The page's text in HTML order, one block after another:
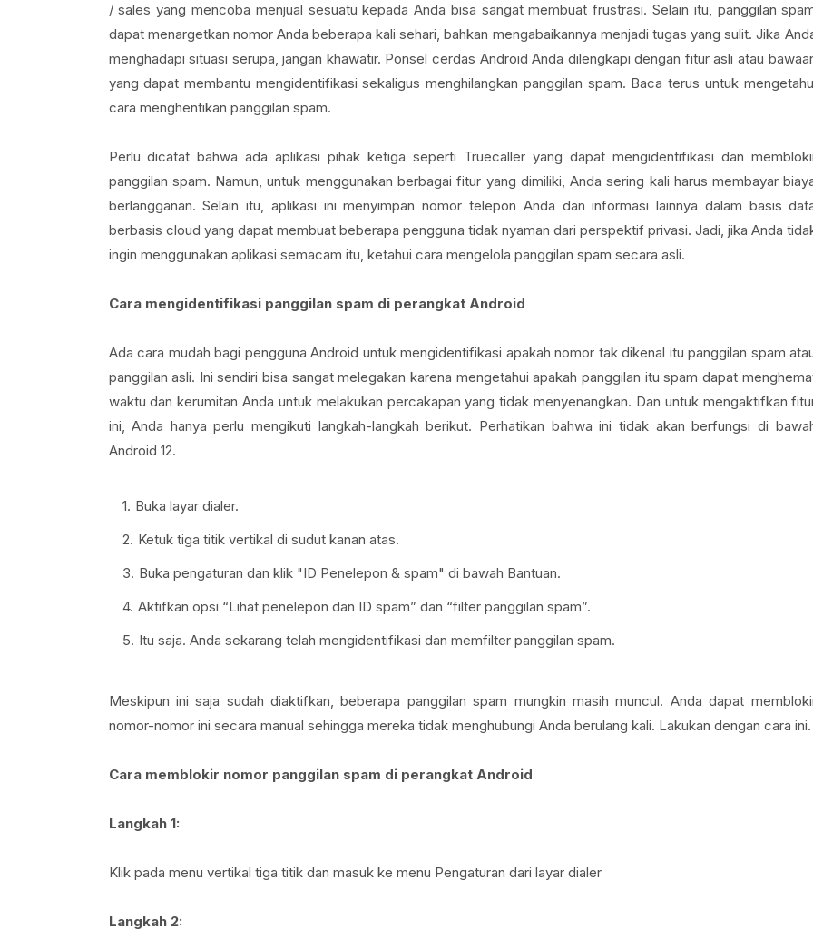
/ sales yang mencoba menjual sesuatu kepada Anda bisa sangat membuat frustrasi. Selain itu, panggilan
dapat menargetkan nomor Anda beberapa kali sehari, bahkan mengabaikannya menjadi tugas yang sulit. Jika
menghadapi situasi serupa, jangan khawatir. Ponsel cerdas Android Anda dilengkapi dengan fitur asli atau
yang dapat membantu mengidentifikasi sekaligus menghilangkan panggilan spam. Baca terus untuk
cara menghentikan panggilan spam.
Perlu dicatat bahwa ada aplikasi pihak ketiga seperti Truecaller yang dapat mengidentifikasi dan
panggilan spam. Namun, untuk menggunakan berbagai fitur yang dimiliki, Anda sering kali harus membayar
berlangganan. Selain itu, aplikasi ini menyimpan nomor telepon Anda dan informasi lainnya dalam basis
berbasis cloud yang dapat membuat beberapa pengguna tidak nyaman dari perspektif privasi. Jadi, jika Anda
ingin menggunakan aplikasi semacam itu, ketahui cara mengelola panggilan spam secara asli.
Cara mengidentifikasi panggilan spam di perangkat Android
Ada cara mudah bagi pengguna Android untuk mengidentifikasi apakah nomor tak dikenal itu panggilan spam
panggilan asli. Ini sendiri bisa sangat melegakan karena mengetahui apakah panggilan itu spam dapat
waktu dan kerumitan Anda untuk melakukan percakapan yang tidak menyenangkan. Dan untuk mengaktifkan
ini, Anda hanya perlu mengikuti langkah-langkah berikut. Perhatikan bahwa ini tidak akan berfungsi di
Android 12.
Buka layar dialer.
Ketuk tiga titik vertikal di sudut kanan atas.
Buka pengaturan dan klik "ID Penelepon & spam" di bawah Bantuan.
Aktifkan opsi “Lihat penelepon dan ID spam” dan “filter panggilan spam”.
Itu saja. Anda sekarang telah mengidentifikasi dan memfilter panggilan spam.
Meskipun ini saja sudah diaktifkan, beberapa panggilan spam mungkin masih muncul. Anda dapat
nomor-nomor ini secara manual sehingga mereka tidak menghubungi Anda berulang kali. Lakukan dengan cara ini.
Cara memblokir nomor panggilan spam di perangkat Android
Langkah 1:
Klik pada menu vertikal tiga titik dan masuk ke menu Pengaturan dari layar dialer
Langkah 2: